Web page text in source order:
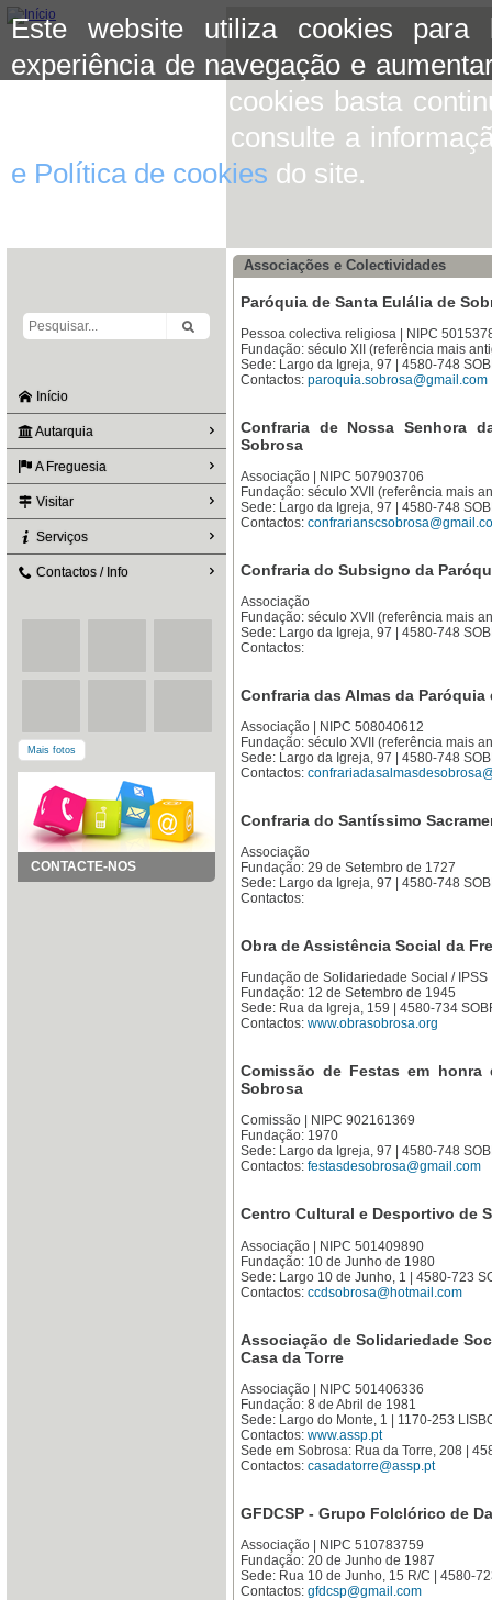
Este website utiliza cookies para
experiência de navegação e
aceitar o uso de cookies basta
mais informação consulte a
e Política de cookies do site.
Início
Autarquia
A Freguesia
Visitar
Serviços
Contactos / Info
Mais fotos
CONTACTE-NOS
Associações e Colectividades
Paróquia de Santa Eulália de
Pessoa colectiva religiosa | NIPC
Fundação: século XII (referência mais
Sede: Largo da Igreja, 97 | 4580-748
Contactos: paroquia.sobrosa@gmail.com
Confraria de Nossa Senhora
Sobrosa
Associação | NIPC 507903706
Fundação: século XVII (referência mais
Sede: Largo da Igreja, 97 | 4580-748
Contactos:
Confraria do Subsigno da
Associação
Fundação: século XVII (referência mais
Sede: Largo da Igreja, 97 | 4580-748
Contactos:
Confraria das Almas da
Associação | NIPC 508040612
Fundação: século XVII (referência mais
Sede: Largo da Igreja, 97 | 4580-748
Contactos:
Confraria do Santíssimo
Associação
Fundação: 29 de Setembro de 1727
Sede: Largo da Igreja, 97 | 4580-748
Contactos:
Obra de Assistência Social da
Fundação de Solidariedade Social /
Fundação: 12 de Setembro de 1945
Sede: Rua da Igreja, 159 | 4580-734
Contactos: www.obrasobrosa.org
Comissão de Festas em
Sobrosa
Comissão | NIPC 902161369
Fundação: 1970
Sede: Largo da Igreja, 97 | 4580-748
Contactos: festasdesobrosa@gmail.com
Centro Cultural e Desportivo de
Associação | NIPC 501409890
Fundação: 10 de Junho de 1980
Sede: Largo 10 de Junho, 1 | 4580-723
Contactos: ccdsobrosa@hotmail.com
Associação de Solidariedade
Casa da Torre
Associação | NIPC 501406336
Fundação: 8 de Abril de 1981
Sede: Largo do Monte, 1 | 1170-253
Contactos: www.assp.pt
Sede em Sobrosa: Rua da Torre, 208 |
Contactos: casadatorre@assp.pt
GFDCSP - Grupo Folclórico de
Associação | NIPC 510783759
Fundação: 20 de Junho de 1987
Sede: Rua 10 de Junho, 15 R/C | 4580-
Contactos: gfdcsp@gmail.com